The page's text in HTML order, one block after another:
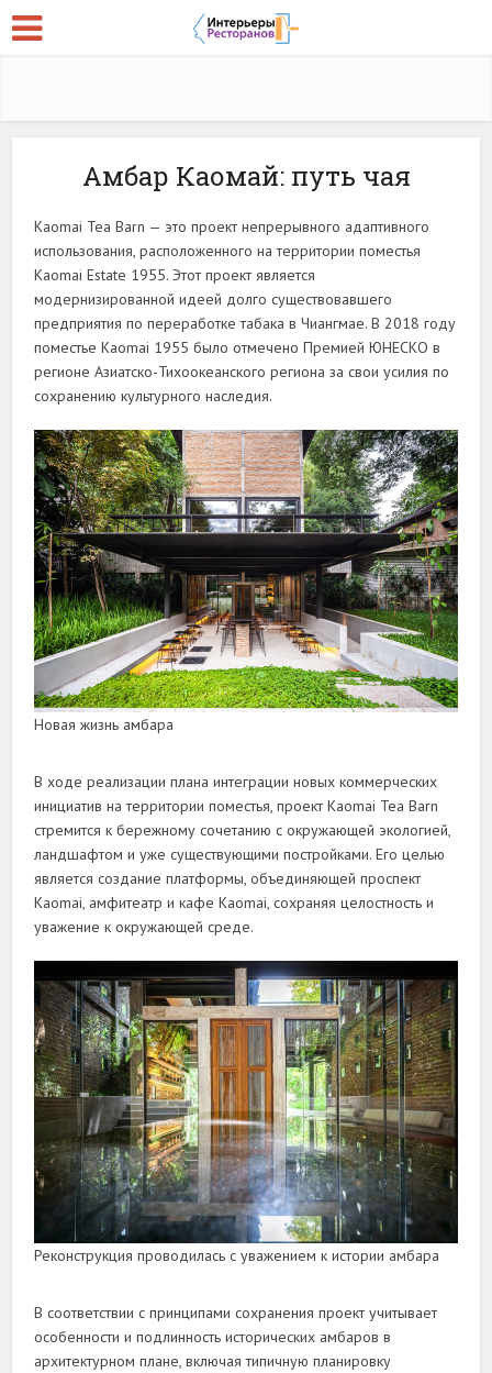
Амбар Каомай: путь чая
Kaomai Tea Barn — это проект непрерывного адаптивного
использования, расположенного на территории поместья
Kaomai Estate 1955. Этот проект является
модернизированной идеей долго существовавшего
предприятия по переработке табака в Чиангмае. В 2018 году
поместье Kaomai 1955 было отмечено Премией ЮНЕСКО в
регионе Азиатско-Тихоокеанского региона за свои усилия по
сохранению культурного наследия.
Новая жизнь амбара
В ходе реализации плана интеграции новых коммерческих
инициатив на территории поместья, проект Kaomai Tea Barn
стремится к бережному сочетанию с окружающей экологией,
ландшафтом и уже существующими постройками. Его целью
является создание платформы, объединяющей проспект
Kaomai, амфитеатр и кафе Kaomai, сохраняя целостность и
уважение к окружающей среде.
Реконструкция проводилась с уважением к истории амбара
В соответствии с принципами сохранения проект учитывает
особенности и подлинность исторических амбаров в
архитектурном плане, включая типичную планировку